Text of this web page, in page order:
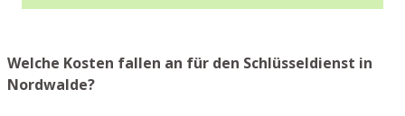
Welche Kosten fallen an für den Schlüsseldienst in
Nordwalde?